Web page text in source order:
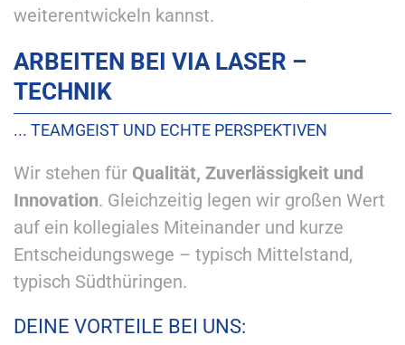
weiterentwickeln kannst.
ARBEITEN BEI VIA LASER –
TECHNIK
... TEAMGEIST UND ECHTE PERSPEKTIVEN
Wir stehen für Qualität, Zuverlässigkeit und
Innovation. Gleichzeitig legen wir großen Wert
auf ein kollegiales Miteinander und kurze
Entscheidungswege – typisch Mittelstand,
typisch Südthüringen.
DEINE VORTEILE BEI UNS: